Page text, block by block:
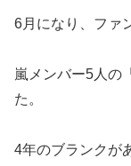
6月になり、ファ
嵐メンバー5人の
た。
4年のブランクが